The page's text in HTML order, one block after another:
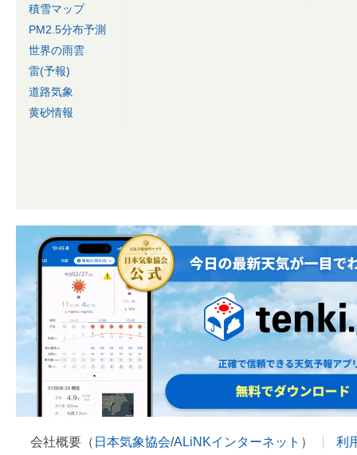
積雪マップ
PM2.5分布予測
世界の雨雲
雷(予報)
道路気象
黄砂情報
会社概要（ 日本気象協会/ALiNKインターネット ） 利